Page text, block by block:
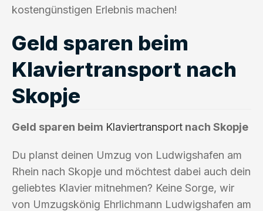
kostengünstigen Erlebnis machen!
Geld sparen beim
Klaviertransport nach
Skopje
Geld sparen beim Klaviertransport nach Skopje
Du planst deinen Umzug von Ludwigshafen am
Rhein nach Skopje und möchtest dabei auch dein
geliebtes Klavier mitnehmen? Keine Sorge, wir
von Umzugskönig Ehrlichmann Ludwigshafen am